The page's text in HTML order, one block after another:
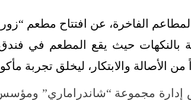
الفاخرة، عن افتتاح مطعم
حيث يقع المطعم في فندق
الأصالة والابتكار، ليخلق تجربة
إدارة مجموعة “شاندراماري”